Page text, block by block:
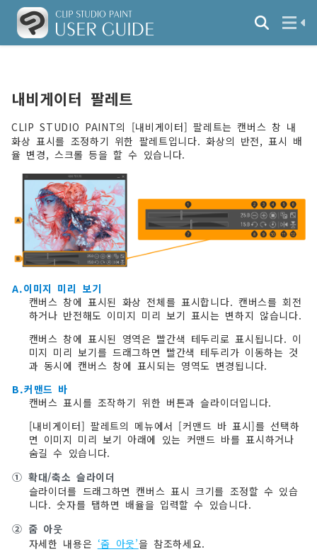
내비게이터 팔레트
CLIP STUDIO PAINT의 [내비게이터] 팔레트는 캔버스 창 내
화상 표시를 조정하기 위한 팔레트입니다. 화상의 반전, 표시 배
율 변경, 스크롤 등을 할 수 있습니다.
A.이미지 미리 보기
캔버스 창에 표시된 화상 전체를 표시합니다. 캔버스를 회전
하거나 반전해도 이미지 미리 보기 표시는 변하지 않습니다.
캔버스 창에 표시된 영역은 빨간색 테두리로 표시됩니다. 이
미지 미리 보기를 드래그하면 빨간색 테두리가 이동하는 것
과 동시에 캔버스 창에 표시되는 영역도 변경됩니다.
B.커맨드 바
캔버스 표시를 조작하기 위한 버튼과 슬라이더입니다.
[내비게이터] 팔레트의 메뉴에서 [커맨드 바 표시]를 선택하
면 이미지 미리 보기 아래에 있는 커맨드 바를 표시하거나
숨길 수 있습니다.
① 확대/축소 슬라이더
슬라이더를 드래그하면 캔버스 표시 크기를 조정할 수 있습
니다. 숫자를 탭하면 배율을 입력할 수 있습니다.
② 줌 아웃
자세한 내용은 ‘줌 아웃’을 참조하세요.